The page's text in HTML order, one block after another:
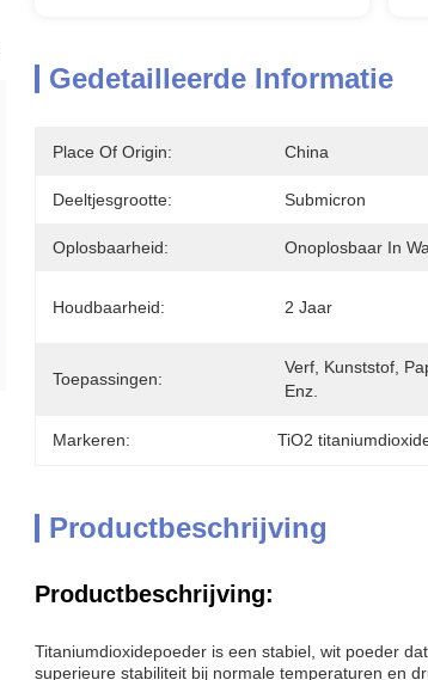
Gedetailleerde Informatie
Place Of Origin: China
Deeltjesgrootte: Submicron
Oplosbaarheid: Onoplosbaar In
Houdbaarheid: 2 Jaar
Toepassingen:
Verf, Kunststof,
Enz.
Markeren: TiO2
Productbeschrijving
Productbeschrijving:
Titaniumdioxidepoeder is een stabiel, wit poeder
superieure stabiliteit bij normale temperaturen en